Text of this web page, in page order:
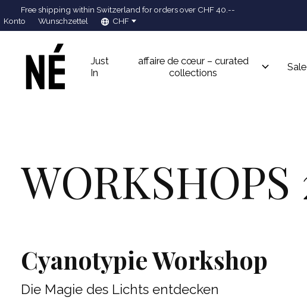
Free shipping within Switzerland for orders over CHF 40.--
Konto Wunschzettel CHF
Just
In
affaire de cœur – curated
collections
Sale
WORKSHOPS
Cyanotypie Workshop
Die Magie des Lichts entdecken